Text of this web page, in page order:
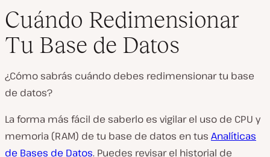
Cuándo Redimensionar
Tu Base de Datos
¿Cómo sabrás cuándo debes redimensionar tu base
de datos?
La forma más fácil de saberlo es vigilar el uso de CPU y
memoria (RAM) de tu base de datos en tus Analíticas
de Bases de Datos. Puedes revisar el historial de